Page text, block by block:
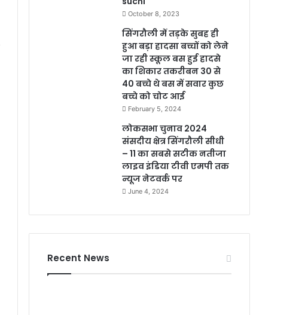
October 8, 2023
सिंगरौली में तड़के सुबह ही
हुआ बड़ा हादसा बच्चों को लेने
जा रही स्कूल बस हुई हादसे
का शिकार तकरीबन 30 से
40 बच्चे थे बस में सवार कुछ
बच्चे को चोट आई
February 5, 2024
लोकसभा चुनाव 2024
संसदीय क्षेत्र सिंगरौली सीधी
– 11 का सबसे सटीक नतीजा
लाइव इंडिया टीवी एमपी तक
न्यूज नेटवर्क पर
June 4, 2024
Recent News